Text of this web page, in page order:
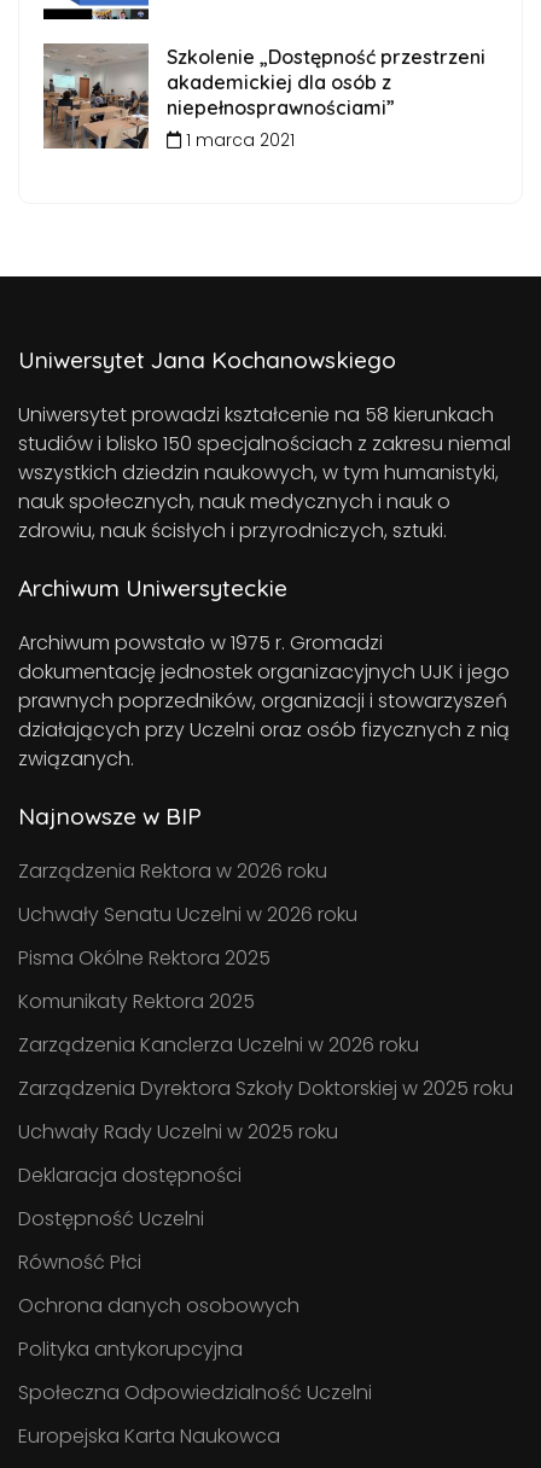
Szkolenie „Dostępność przestrzeni
akademickiej dla osób z
niepełnosprawnościami”
1 marca 2021
Uniwersytet Jana Kochanowskiego
Uniwersytet prowadzi kształcenie na 58 kierunkach
studiów i blisko 150 specjalnościach z zakresu niemal
wszystkich dziedzin naukowych, w tym humanistyki,
nauk społecznych, nauk medycznych i nauk o
zdrowiu, nauk ścisłych i przyrodniczych, sztuki.
Archiwum Uniwersyteckie
Archiwum powstało w 1975 r. Gromadzi
dokumentację jednostek organizacyjnych UJK i jego
prawnych poprzedników, organizacji i stowarzyszeń
działających przy Uczelni oraz osób fizycznych z nią
związanych.
Najnowsze w BIP
Zarządzenia Rektora w 2026 roku
Uchwały Senatu Uczelni w 2026 roku
Pisma Okólne Rektora 2025
Komunikaty Rektora 2025
Zarządzenia Kanclerza Uczelni w 2026 roku
Zarządzenia Dyrektora Szkoły Doktorskiej w 2025 roku
Uchwały Rady Uczelni w 2025 roku
Deklaracja dostępności
Dostępność Uczelni
Równość Płci
Ochrona danych osobowych
Polityka antykorupcyjna
Społeczna Odpowiedzialność Uczelni
Europejska Karta Naukowca